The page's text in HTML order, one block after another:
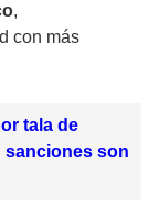
,
con más
tala de
sanciones son